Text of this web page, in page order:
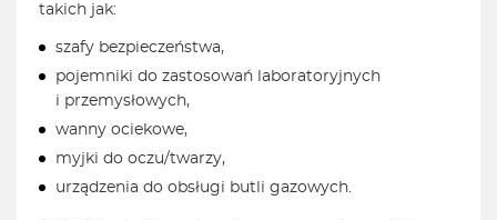
takich jak:
szafy bezpieczeństwa,
pojemniki do zastosowań laboratoryjnych
i przemysłowych,
wanny ociekowe,
myjki do oczu/twarzy,
urządzenia do obsługi butli gazowych.